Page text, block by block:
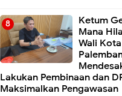
Ketum
Mana
Wali Kota
Lakukan Pembinaan dan
Maksimalkan Pengawasan